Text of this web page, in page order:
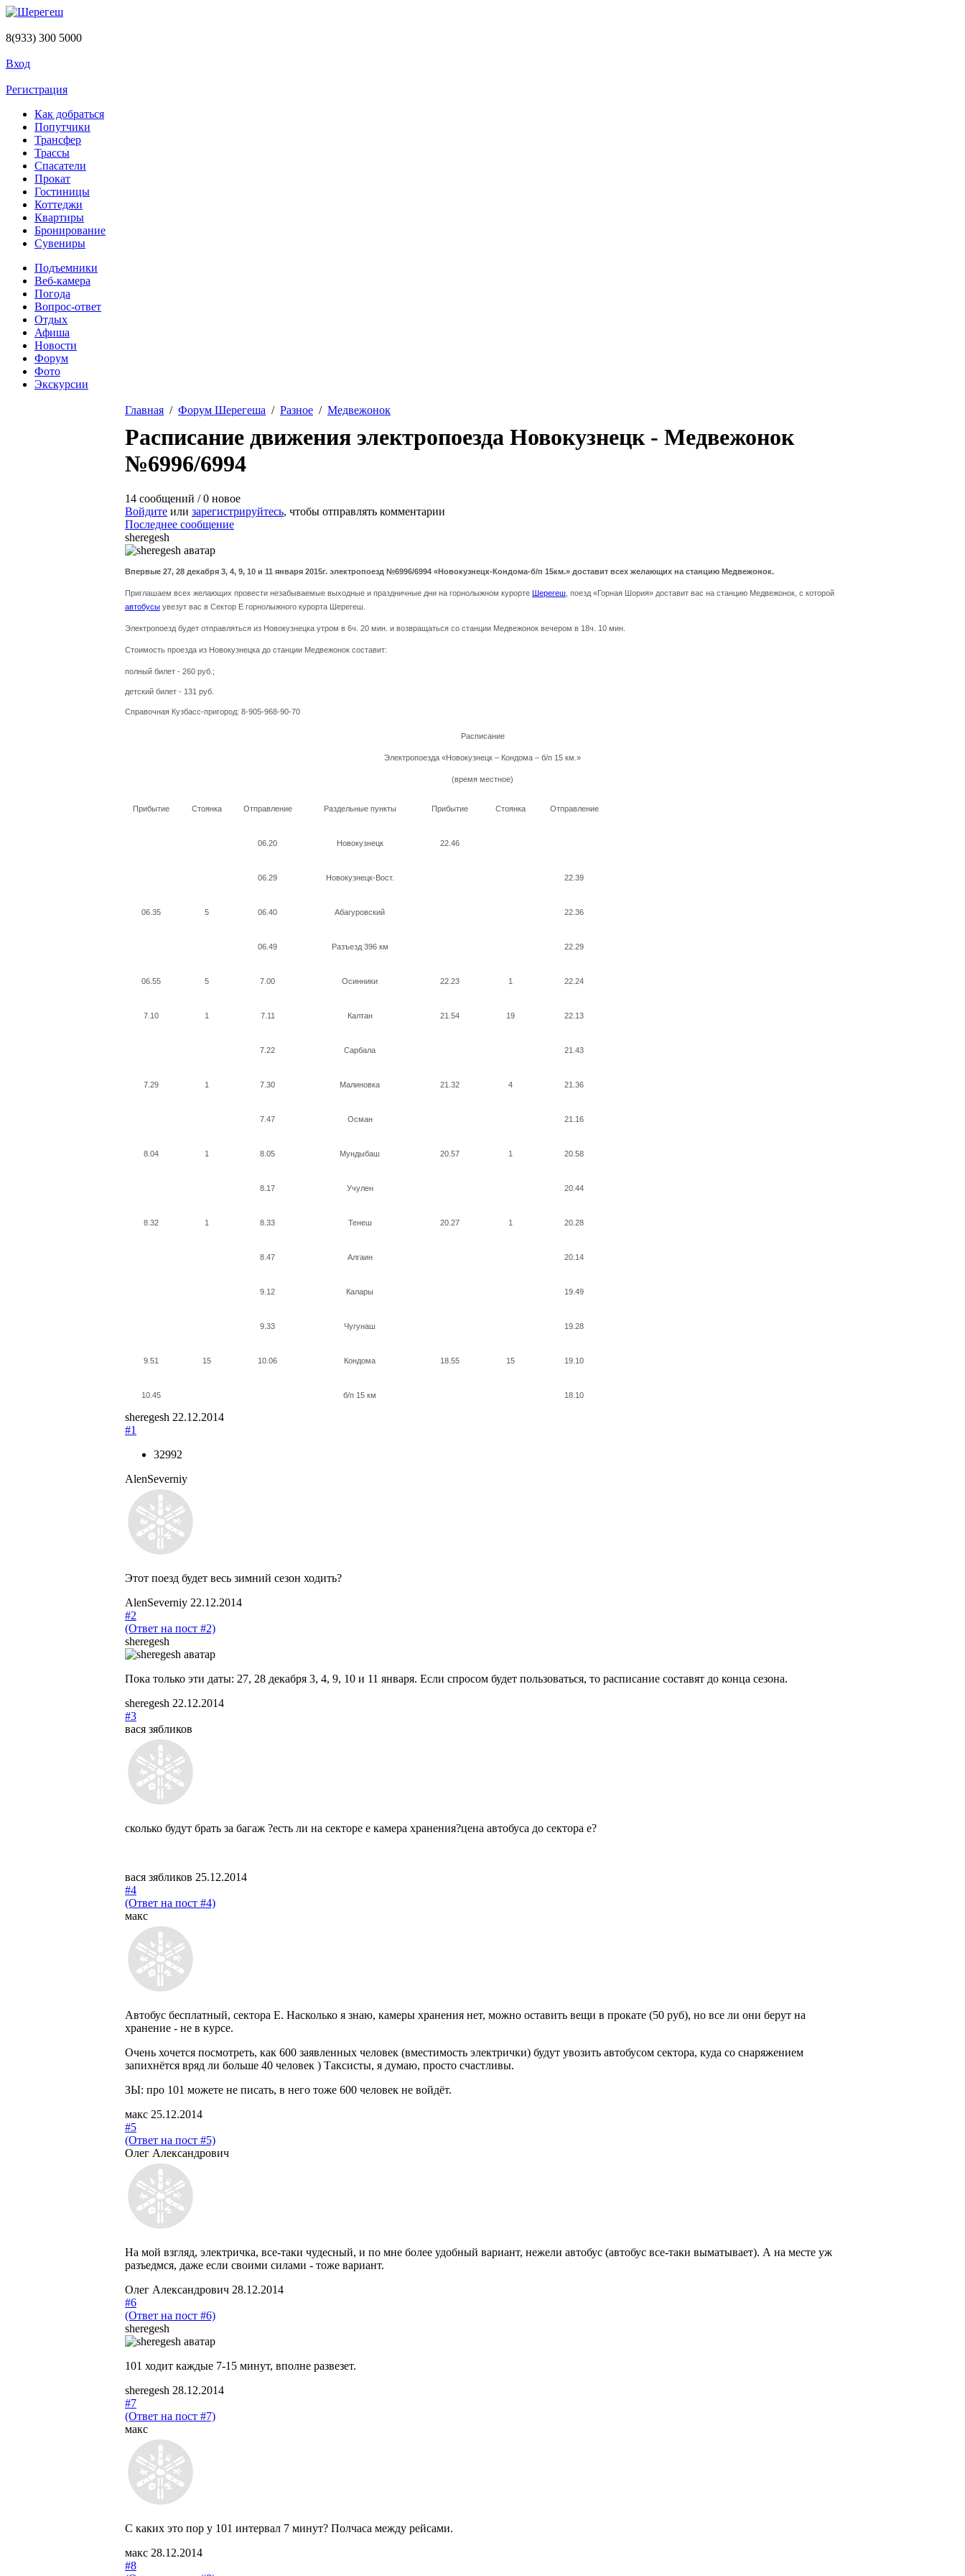
Перейти к основному содержанию
8(933) 300 5000
Вход
Регистрация
Как добраться
Попутчики
Трансфер
Трассы
Спасатели
Прокат
Гостиницы
Коттеджи
Квартиры
Бронирование
Сувениры
Подъемники
Веб-камера
Погода
Вопрос-ответ
Отдых
Афиша
Новости
Форум
Фото
Экскурсии
Вы здесь
Главная / Форум Шерегеша / Разное / Медвежонок
Расписание движения электропоезда Новокузнецк - Медвежонок
№6996/6994
14 сообщений / 0 новое
Войдите или зарегистрируйтесь, чтобы отправлять комментарии
Последнее сообщение
sheregesh
Впервые 27, 28 декабря 3, 4, 9, 10 и 11 января 2015г. электропоезд №6996/6994 «Новокузнецк-Кондома-б/п 15км.» доставит всех желающих на станцию Медвежонок.
Приглашаем всех желающих провести незабываемые выходные и праздничные дни на горнолыжном курорте Шерегеш, поезд «Горная Шория» доставит вас на станцию Медвежонок, с которой
автобусы увезут вас в Сектор Е горнолыжного курорта Шерегеш.
Электропоезд будет отправляться из Новокузнецка утром в 6ч. 20 мин. и возвращаться со станции Медвежонок вечером в 18ч. 10 мин.
Стоимость проезда из Новокузнецка до станции Медвежонок составит:
полный билет - 260 руб.;
детский билет - 131 руб.
Справочная Кузбасс-пригород: 8-905-968-90-70
Расписание
Электропоезда «Новокузнецк – Кондома – б/п 15 км.»
(время местное)
Прибытие Стоянка Отправление Раздельные пункты Прибытие Стоянка Отправление
06.20 Новокузнецк 22.46
06.29 Новокузнецк-Вост. 22.39
06.35 5 06.40 Абагуровский 22.36
06.49 Разъезд 396 км 22.29
06.55 5 7.00 Осинники 22.23 1 22.24
7.10 1 7.11 Калтан 21.54 19 22.13
7.22 Сарбала 21.43
7.29 1 7.30 Малиновка 21.32 4 21.36
7.47 Осман 21.16
8.04 1 8.05 Мундыбаш 20.57 1 20.58
8.17 Учулен 20.44
8.32 1 8.33 Тенеш 20.27 1 20.28
8.47 Алгаин 20.14
9.12 Калары 19.49
9.33 Чугунаш 19.28
9.51 15 10.06 Кондома 18.55 15 19.10
10.45 б/п 15 км 18.10
sheregesh 22.12.2014
#1
32992
AlenSeverniy
Этот поезд будет весь зимний сезон ходить?
AlenSeverniy 22.12.2014
#2
(Ответ на пост #2)
sheregesh
Пока только эти даты: 27, 28 декабря 3, 4, 9, 10 и 11 января. Если спросом будет пользоваться, то расписание составят до конца сезона.
sheregesh 22.12.2014
#3
вася зябликов
сколько будут брать за багаж ?есть ли на секторе е камера хранения?цена автобуса до сектора е?
вася зябликов 25.12.2014
#4
(Ответ на пост #4)
макc
Автобус бесплатный, сектора Е. Насколько я знаю, камеры хранения нет, можно оставить вещи в прокате (50 руб), но все ли они берут на
хранение - не в курсе.
Очень хочется посмотреть, как 600 заявленных человек (вместимость электрички) будут увозить автобусом сектора, куда со снаряжением
запихнётся вряд ли больше 40 человек ) Таксисты, я думаю, просто счастливы.
ЗЫ: про 101 можете не писать, в него тоже 600 человек не войдёт.
макc 25.12.2014
#5
(Ответ на пост #5)
Олег Александрович
На мой взгляд, электричка, все-таки чудесный, и по мне более удобный вариант, нежели автобус (автобус все-таки выматывает). А на месте уж
разъедмся, даже если своими силами - тоже вариант.
Олег Александрович 28.12.2014
#6
(Ответ на пост #6)
sheregesh
101 ходит каждые 7-15 минут, вполне развезет.
sheregesh 28.12.2014
#7
(Ответ на пост #7)
макc
С каких это пор у 101 интервал 7 минут? Полчаса между рейсами.
макc 28.12.2014
#8